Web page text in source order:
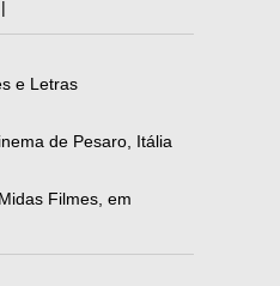
e Letras
de Pesaro, Itália
Filmes, em